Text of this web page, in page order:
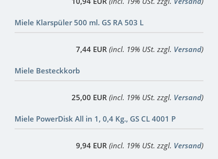
Miele Klarspüler 500 ml. GS RA 503 L
7,44 EUR (incl. 19% USt. zzgl. Versand)
Miele Besteckkorb
25,00 EUR (incl. 19% USt. zzgl. Versand)
Miele PowerDisk All in 1, 0,4 Kg., GS CL 4001 P
9,94 EUR (incl. 19% USt. zzgl. Versand)